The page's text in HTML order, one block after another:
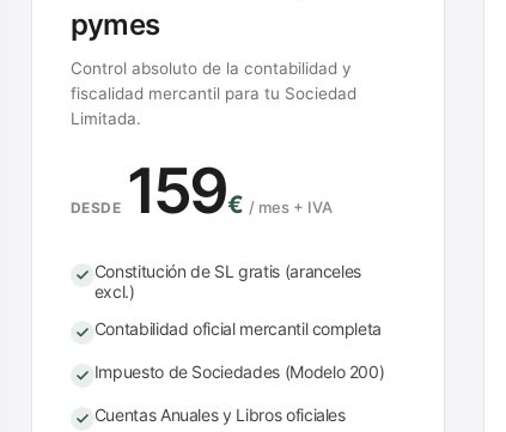
pymes
Control absoluto de la contabilidad y
fiscalidad mercantil para tu Sociedad
Limitada.
DESDE 159€ / mes + IVA
Constitución de SL gratis (aranceles
excl.)
Contabilidad oficial mercantil completa
Impuesto de Sociedades (Modelo 200)
Cuentas Anuales y Libros oficiales